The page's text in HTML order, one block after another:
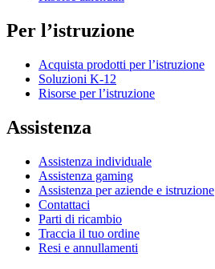
Per l’istruzione
Acquista prodotti per l’istruzione
Soluzioni K-12
Risorse per l’istruzione
Assistenza
Assistenza individuale
Assistenza gaming
Assistenza per aziende e istruzione
Contattaci
Parti di ricambio
Traccia il tuo ordine
Resi e annullamenti